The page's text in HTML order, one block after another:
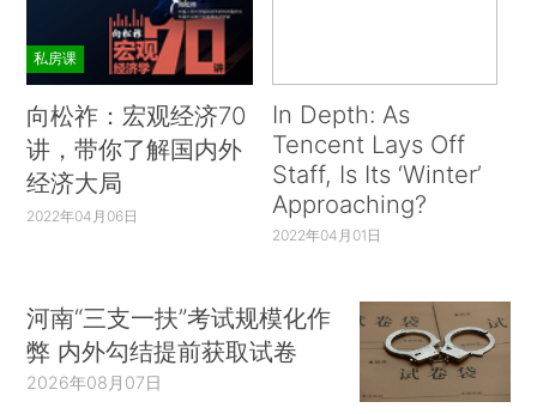
私房课
向松祚：宏观经济70
讲，带你了解国内外
经济大局
2022年04月06日
In Depth: As
Tencent Lays Off
Staff, Is Its ‘Winter’
Approaching?
2022年04月01日
河南“三支一扶”考试规模化作
弊 内外勾结提前获取试卷
2026年08月07日